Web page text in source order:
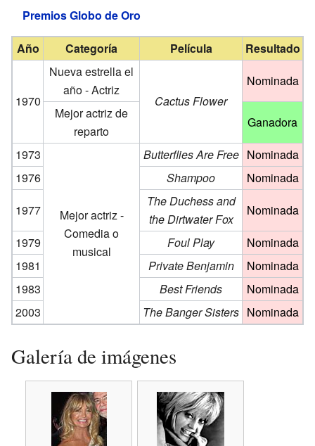
Premios Globo de Oro
Año Categoría Película Resultado
1970
Nueva estrella el
año - Actriz
Cactus Flower
Nominada
Mejor actriz de
reparto
Ganadora
1973
Mejor actriz -
Comedia o
musical
Butterflies Are Free Nominada
1976
Shampoo
Nominada
1977
The Duchess and
the Dirtwater Fox
Nominada
1979
Foul Play
Nominada
1981
Private Benjamin
Nominada
1983
Best Friends
Nominada
2003
The Banger Sisters Nominada
Galería de imágenes